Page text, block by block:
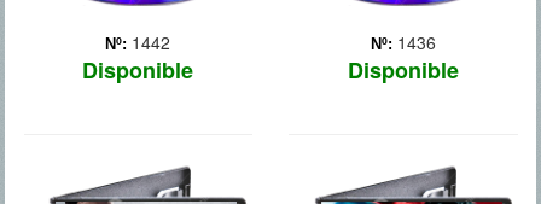
Nº: 1442
Disponible
Nº: 1436
Disponible